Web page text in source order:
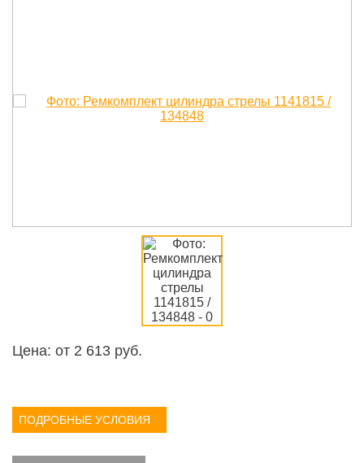
Цена: от 2 613 руб.
ПОДРОБНЫЕ УСЛОВИЯ